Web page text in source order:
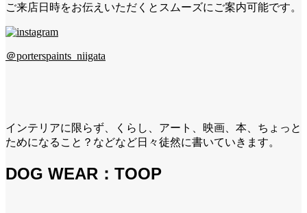
ご来店日時をお伝えいただくとスムーズにご案内可能です。
＠porterspaints_niigata
インテリアに限らず、くらし、アート、映画、本、ちょっと
ためになること？などなど日々徒然に書いていきます。
DOG WEAR：TOOP